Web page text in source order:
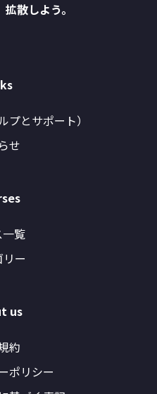
散しよう。
プとサポート）
せ
一覧
リー
us
約
ポリシー